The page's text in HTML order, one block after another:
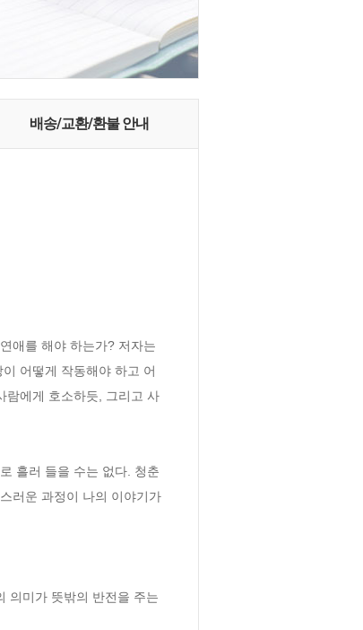
배송/교환/환불 안내
애를 해야 하는가? 저자는
어떻게 작동해야 하고 어
람에게 호소하듯, 그리고 사
흘러 들을 수는 없다. 청춘
러운 과정이 나의 이야기가
의미가 뜻밖의 반전을 주는